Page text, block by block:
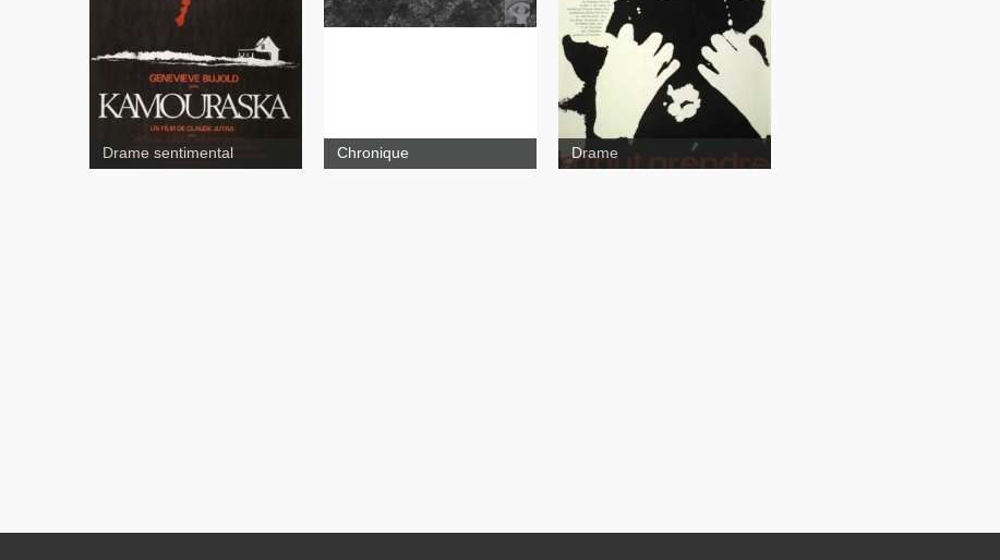
Kamouraska
Drame sentimental Chronique Drame